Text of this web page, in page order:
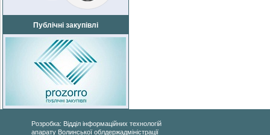
Публічні закупівлі
Розробка: Відділ інформаційних технологій
апарату Волинської облдержадміністрації